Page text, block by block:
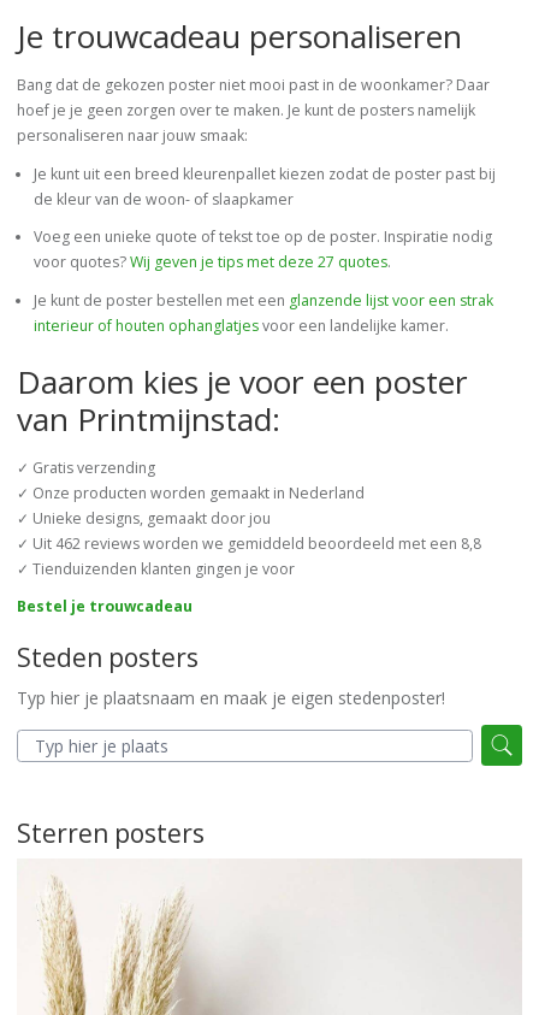
Je trouwcadeau personaliseren
Bang dat de gekozen poster niet mooi past in de woonkamer? Daar
hoef je je geen zorgen over te maken. Je kunt de posters namelijk
personaliseren naar jouw smaak:
Je kunt uit een breed kleurenpallet kiezen zodat de poster past bij
de kleur van de woon- of slaapkamer
Voeg een unieke quote of tekst toe op de poster. Inspiratie nodig
voor quotes?Wij geven je tips met deze 27 quotes.
Je kunt de poster bestellen met een glanzende lijst voor een strak
interieur of houten ophanglatjesvoor een landelijke kamer.
Daarom kies je voor een poster
van Printmijnstad:
✓ Gratis verzending
✓ Onze producten worden gemaakt in Nederland
✓ Unieke designs, gemaakt door jou
✓ Uit 462 reviews worden we gemiddeld beoordeeld met een 8,8
✓ Tienduizenden klanten gingen je voor
Bestel je trouwcadeau
Steden posters
Typ hier je plaatsnaam en maak je eigen stedenposter!
Sterren posters